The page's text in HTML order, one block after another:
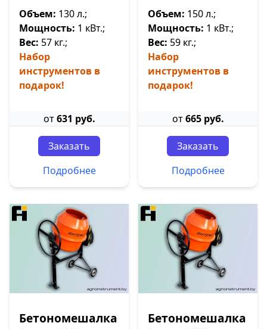
Объем: 130 л.;
Мощность: 1 кВт.;
Вес: 57 кг.;
Набор
инструментов в
подарок!
от631 руб.
Заказать
Подробнее
Объем: 150 л.;
Мощность: 1 кВт.;
Вес: 59 кг.;
Набор
инструментов в
подарок!
от665 руб.
Заказать
Подробнее
Бетономешалка
Бетономешалка